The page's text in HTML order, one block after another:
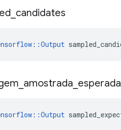
candidates
amostrada esperada